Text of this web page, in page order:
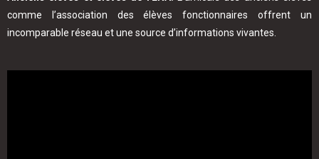
comme l’association des élèves fonctionnaires offrent un
incomparable réseau et une source d’informations vivantes.